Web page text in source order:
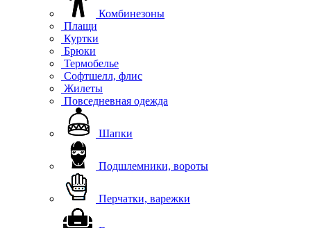
Комбинезоны
Плащи
Куртки
Брюки
Термобелье
Софтшелл, флис
Жилеты
Повседневная одежда
Шапки
Подшлемники, вороты
Перчатки, варежки